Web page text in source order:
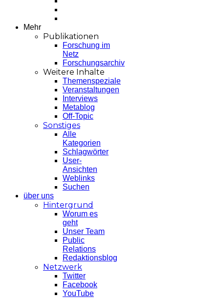
Mehr
Publikationen
Forschung im
Netz
Forschungsarchiv
Weitere Inhalte
Themenspeziale
Veranstaltungen
Interviews
Metablog
Off-Topic
Sonstiges
Alle
Kategorien
Schlagwörter
User-
Ansichten
Weblinks
Suchen
über uns
Hintergrund
Worum es
geht
Unser Team
Public
Relations
Redaktionsblog
Netzwerk
Twitter
Facebook
YouTube